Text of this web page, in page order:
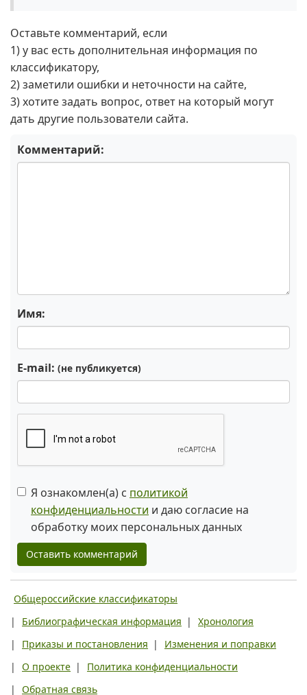
Оставьте комментарий, если
1) у вас есть дополнительная информация по
классификатору,
2) заметили ошибки и неточности на сайте,
3) хотите задать вопрос, ответ на который могут
дать другие пользователи сайта.
Комментарий:
Имя:
E-mail: (не публикуется)
Я ознакомлен(а) с политикой
конфиденциальности и даю согласие на
обработку моих персональных данных
Оставить комментарий
Общероссийские классификаторы
|
Библиографическая информация |
Хронология
|
Приказы и постановления |
Изменения и поправки
|
О проекте |
Политика конфиденциальности
|
Обратная связь